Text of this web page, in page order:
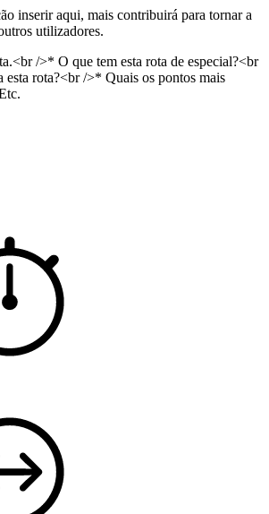
inserir aqui, mais contribuirá para tornar a
utilizadores.
/>* O que tem esta rota de especial?<br
esta rota?<br />* Quais os pontos mais